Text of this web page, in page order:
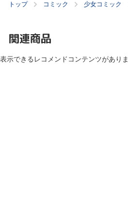
トップ コミック 少女コミック
関連商品
表示できるレコメンドコンテンツがあり